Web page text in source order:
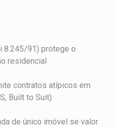
8.245/91) protege o
residencial
contratos atípicos em
Built to Suit)
de único imóvel se valor